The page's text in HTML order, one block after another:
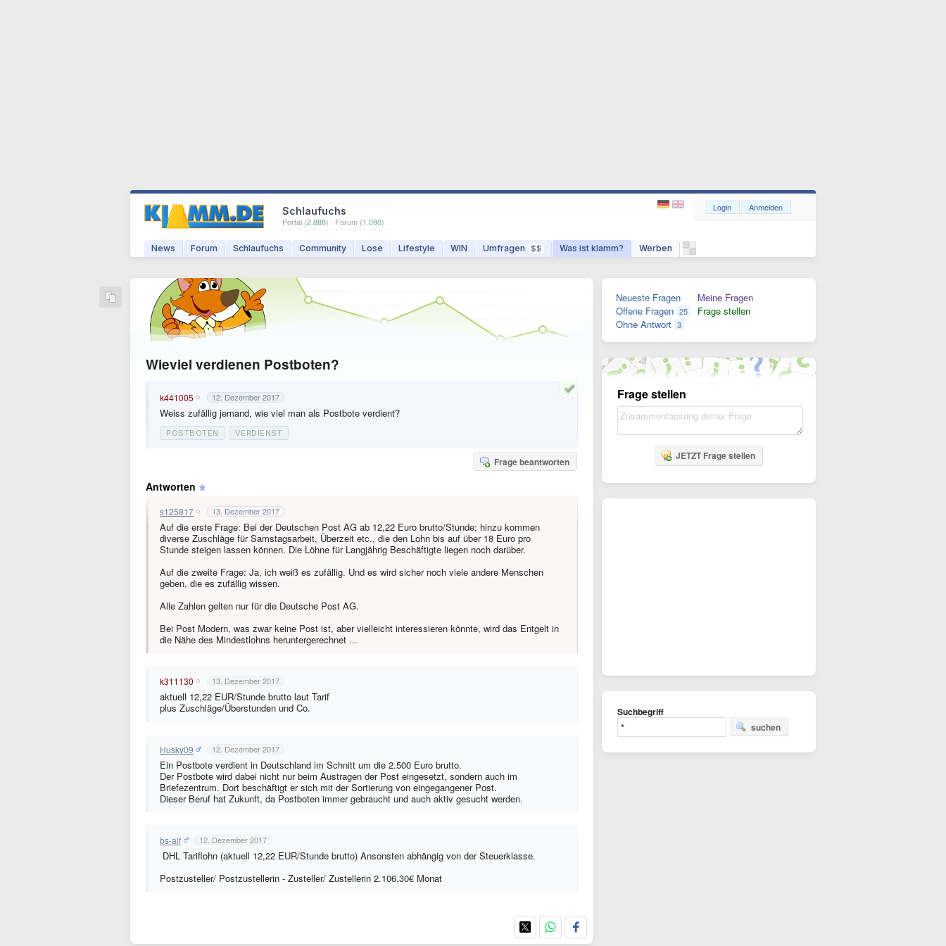
Schlaufuchs
Portal (2.888) · Forum (1.090)
News Forum Schlaufuchs Community Lose Lifestyle WIN Umfragen $$ Was ist klamm? Werben
Login Anmelden
Wieviel verdienen Postboten?
k441005 12. Dezember 2017
Weiss zufällig jemand, wie viel man als Postbote verdient?
POSTBOTEN VERDIENST
Frage beantworten
Antworten
s125817 13. Dezember 2017
Auf die erste Frage: Bei der Deutschen Post AG ab 12,22 Euro brutto/Stunde; hinzu kommen
diverse Zuschläge für Samstagsarbeit, Überzeit etc., die den Lohn bis auf über 18 Euro pro
Stunde steigen lassen können. Die Löhne für Langjährig Beschäftigte liegen noch darüber.
Auf die zweite Frage: Ja, ich weiß es zufällig. Und es wird sicher noch viele andere Menschen
geben, die es zufällig wissen.
Alle Zahlen gelten nur für die Deutsche Post AG.
Bei Post Modern, was zwar keine Post ist, aber vielleicht interessieren könnte, wird das Entgelt in
die Nähe des Mindestlohns heruntergerechnet ...
k311130 13. Dezember 2017
aktuell 12,22 EUR/Stunde brutto laut Tarif
plus Zuschläge/Überstunden und Co.
Husky09 12. Dezember 2017
Ein Postbote verdient in Deutschland im Schnitt um die 2.500 Euro brutto.
Der Postbote wird dabei nicht nur beim Austragen der Post eingesetzt, sondern auch im
Briefezentrum. Dort beschäftigt er sich mit der Sortierung von eingegangener Post.
Dieser Beruf hat Zukunft, da Postboten immer gebraucht und auch aktiv gesucht werden.
bs-alf 12. Dezember 2017
DHL Tariflohn (aktuell 12,22 EUR/Stunde brutto) Ansonsten abhängig von der Steuerklasse.
Postzusteller/ Postzustellerin - Zusteller/ Zustellerin 2.106,30€ Monat
Neueste Fragen
Offene Fragen 25
Ohne Antwort 3
Meine Fragen
Frage stellen
Frage stellen
JETZT Frage stellen
Suchbegriff
suchen